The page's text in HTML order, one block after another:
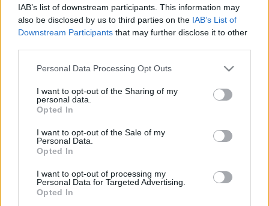
IAB’s list of downstream participants. This information may
also be disclosed by us to third parties on the IAB’s List of
Downstream Participants that may further disclose it to other
Please note that this website/app uses one or more Google
not limited to your visit or usage behaviour. You may click to
grant or deny consent to Google and its third-party tags to
use your data for below specified purposes in below Google
consent section.
Personal Data Processing Opt Outs
I want to opt-out of the Sharing of my
personal data.
Opted In
I want to opt-out of the Sale of my
Personal Data.
Opted In
I want to opt-out of processing my
Personal Data for Targeted Advertising.
Opted In
A szám a 2. helyig kúszott a MAHASZ Top 40 rádiós
listáján, emellett a digitális felületeken is hasítva az
egyik legtöbbet shazamozott magyar dallá vált
legkeresettebb cím státuszát, YouTube-nézettsége
pedig meghaladta az 1 milliót.